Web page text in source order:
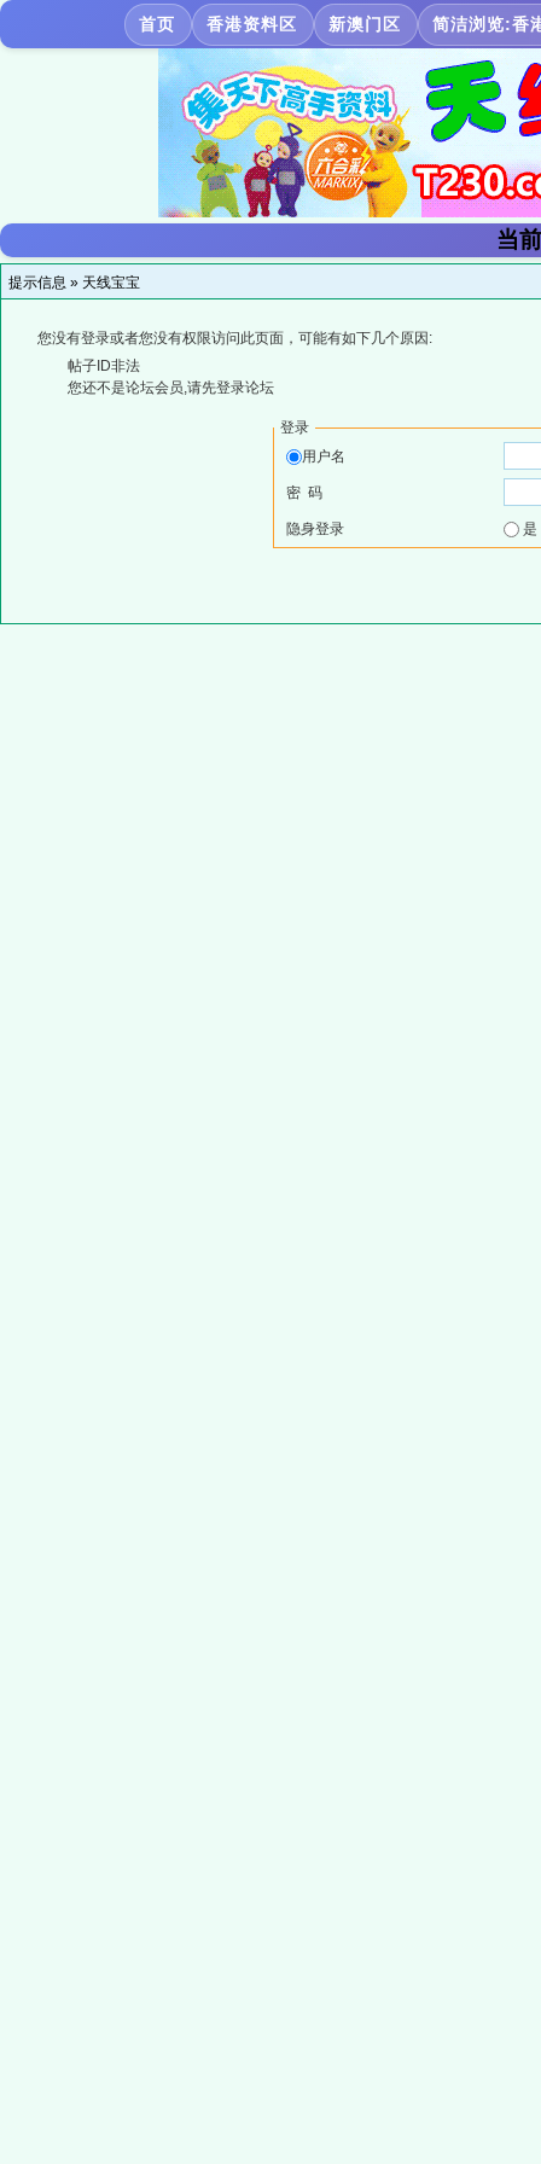
首页 香港资料区 新澳门区 简洁浏览:香
当
提示信息 » 天线宝宝
您没有登录或者您没有权限访问此页面，可能有如下几个原因:
帖子ID非法
您还不是论坛会员,请先登录论坛
登录
用户名
密 码
隐身登录